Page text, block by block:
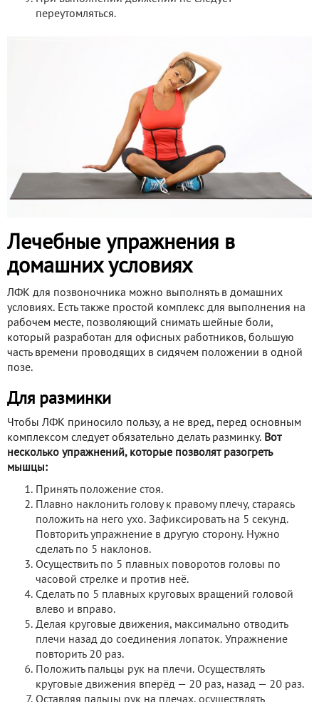
переутомляться.
Лечебные упражнения в
домашних условиях
ЛФК для позвоночника можно выполнять в домашних
условиях. Есть также простой комплекс для выполнения на
рабочем месте, позволяющий снимать шейные боли,
который разработан для офисных работников, большую
часть времени проводящих в сидячем положении в одной
позе.
Для разминки
Чтобы ЛФК приносило пользу, а не вред, перед основным
комплексом следует обязательно делать разминку. Вот
несколько упражнений, которые позволят разогреть
мышцы:
Принять положение стоя.
Плавно наклонить голову к правому плечу, стараясь
положить на него ухо. Зафиксировать на 5 секунд.
Повторить упражнение в другую сторону. Нужно
сделать по 5 наклонов.
Осуществить по 5 плавных поворотов головы по
часовой стрелке и против неё.
Сделать по 5 плавных круговых вращений головой
влево и вправо.
Делая круговые движения, максимально отводить
плечи назад до соединения лопаток. Упражнение
повторить 20 раз.
Положить пальцы рук на плечи. Осуществлять
круговые движения вперёд — 20 раз, назад — 20 раз.